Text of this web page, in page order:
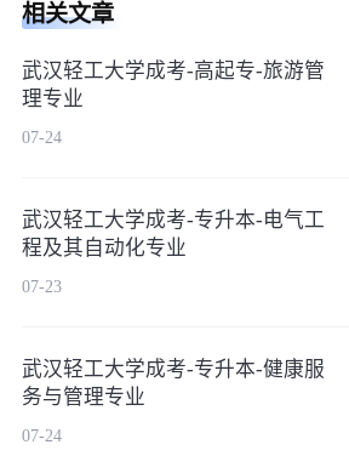
相关文章
武汉轻工大学成考-高起专-旅游管
理专业
07-24
武汉轻工大学成考-专升本-电气工
程及其自动化专业
07-23
武汉轻工大学成考-专升本-健康服
务与管理专业
07-24